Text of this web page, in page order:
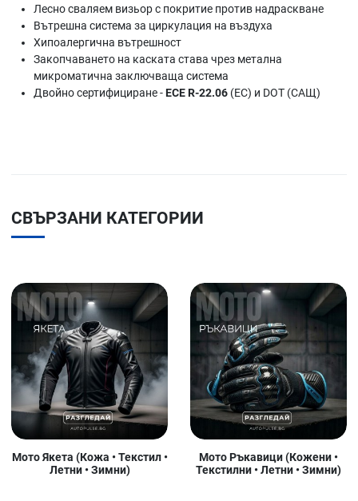
Лесно сваляем визьор с покритие против надраскване
Вътрешна система за циркулация на въздуха
Хипоалергична вътрешност
Закопчаването на каската става чрез метална
микроматична заключваща система
Двойно сертифициране -ECE R-22.06 (ЕС) и DOT (САЩ)
СВЪРЗАНИ КАТЕГОРИИ
Мото Якета (Кожа • Текстил •
Летни • Зимни)
Мото Ръкавици (Кожени •
Текстилни • Летни • Зимни)